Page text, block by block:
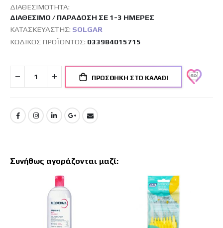
ΔΙΑΘΕΣΙΜΌΤΗΤΑ:
ΔΙΑΘΈΣΙΜΟ / ΠΑΡΆΔΟΣΗ ΣΕ 1-3 ΗΜΈΡΕΣ
ΚΑΤΑΣΚΕΥΑΣΤΉΣ: SOLGAR
ΚΩΔΙΚΌΣ ΠΡΟΪΌΝΤΟΣ 033984015715
ΠΡΟΣΘΉΚΗ ΣΤΟ ΚΑΛΆΘΙ
Συνήθως αγοράζονται μαζί: